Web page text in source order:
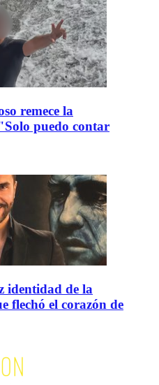
remece la
puedo contar
identidad de la
flechó el corazón de